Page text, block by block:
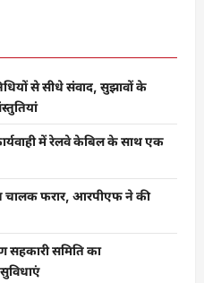
से सीधे संवाद, सुझावों के
में रेलवे केबिल के साथ एक
चालक फरार, आरपीएफ ने की
सहकारी समिति का